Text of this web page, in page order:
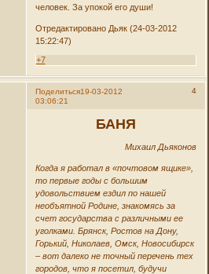
человек. За упокой его души!
Отредактировано Дьяк (24-03-2012
15:22:47)
+7
Поделиться 4
19-03-2012
03:06:21
БАНЯ
Михаил Дьяконов
Когда я работал в «почтовом ящике»,
то первые годы с большим
удовольствием ездил по нашей
необъятной Родине, знакомясь за
счет государства с различными ее
уголками. Брянск, Ростов на Дону,
Горький, Николаев, Омск, Новосибирск
– вот далеко не точный перечень тех
городов, что я посетил, будучи